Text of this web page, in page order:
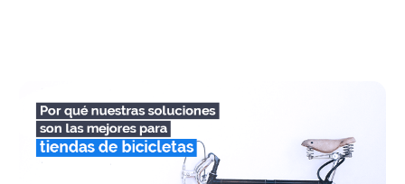
mejores
para
una
ferretería?